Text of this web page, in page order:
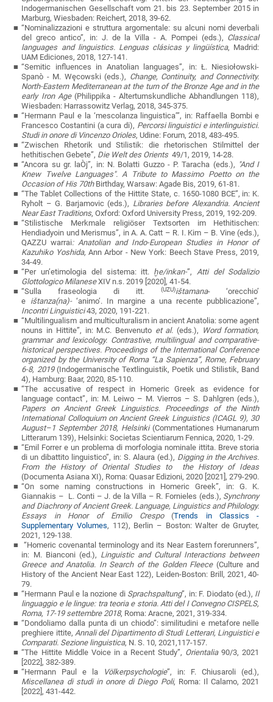
Indogermanischen Gesellschaft vom 21. bis 23. September 2015 in
Marburg,Wiesbaden: Reichert, 2018, 39-62.
“Nominalizzazioni e struttura argomentale: su alcuni nomi deverbali
del greco antico”, in: J. de la Villa - A. Pompei (eds.), Classical
languages and linguistics. Lenguas clásicas y lingüística, Madrid:
UAM Ediciones, 2018, 127-141.
“Semitic influences in Anatolian languages”, in: Ł. Niesiołowski-
Spanò - M. Węcowski (eds.), Change, Continuity, and Connectivity.
North-Eastern Mediterranean at the turn of the Bronze Age and in the
early Iron Age(Philippika - Altertumskundliche Abhandlungen 118),
Wiesbaden: Harrassowitz Verlag, 2018, 345-375.
“Hermann Paul e la ‘mescolanza linguistica’”, in: Raffaella Bombi e
Francesco Costantini (a cura di), Percorsi linguistici e interlinguistici.
Studi in onore di Vincenzo Orioles, Udine: Forum, 2018, 483-495.
“Zwischen Rhetorik und Stilistik: die rhetorischen Stilmittel der
hethitischen Gebete”, Die Welt des Orients49/1, 2019, 14-28.
“Ancora su gr. laÒj”, in: N. Bolatti Guzzo - P. Taracha (eds.), "And I
Knew Twelve Languages". A Tribute to Massimo Poetto on the
Occasion of His 70th Birthday,Warsaw: Agade Bis, 2019, 61-81.
“The Tablet Collections of the Hittite State, c. 1650-1080 BCE”, in: K.
Ryholt – G. Barjamovic (eds.), Libraries before Alexandria. Ancient
Near East Traditions, Oxford: Oxford University Press, 2019, 192-209.
“Stilistische Merkmale religiöser Textsorten im Hethitischen:
Hendiadyoin und Merismus”, in A. A. Catt – R. I. Kim – B. Vine (eds.),
QAZZU warrai: Anatolian and Indo-European Studies in Honor of
Kazuhiko Yoshida, Ann Arbor - New York: Beech Stave Press, 2019,
34-49.
“Per un’etimologia del sistema: itt.ḫe/inkan-”, Atti del Sodalizio
Glottologico MilaneseXIV n.s. 2019 [2020], 41-54.
“Sulla fraseologia di itt.
(UZU)ištamana- ‘orecchio’
e ištanza(na)-‘animo’. In margine a una recente pubblicazione”,
Incontri Linguistici43, 2020, 191-221.
“Multilingualism and multiculturalism in ancient Anatolia: some agent
nouns in Hittite”, in: M.C. Benvenuto et al. (eds.), Word formation,
grammar and lexicology. Contrastive, multilingual and comparative-
historical perspectives. Proceedings of the International Conference
organized by the University of Roma “La Sapienza”, Rome, February
6-8, 2019 (Indogermanische Textlinguistik, Poetik und Stilistik, Band
4), Hamburg: Baar, 2020, 85-110.
“The accusative of respect in Homeric Greek as evidence for
language contact”, in: M. Leiwo – M. Vierros – S. Dahlgren (eds.),
Papers on Ancient Greek Linguistics. Proceedings of the Ninth
International Colloquium on Ancient Greek Linguistics (ICAGL 9), 30
August–1 September 2018, Helsinki (Commentationes Humanarum
Litterarum 139), Helsinki:Societas Scientiarum Fennica, 2020, 1-29.
“Emil Forrer e un problema di morfologia nominale ittita. Breve storia
di un dibattito linguistico”, in: S. Alaura (ed.), Digging in the Archives.
From the History of Oriental Studies to the History of Ideas
(Documenta Asiana XI), Roma: Quasar Edizioni, 2020 [2021], 279-290.
“On some naming constructions in Homeric Greek”, in: G. K.
Giannakis – L. Conti – J. de la Villa – R. Fornieles (eds.), Synchrony
and Diachrony of Ancient Greek. Language, Linguistics and Philology.
Essays in Honor of Emilio Crespo(Trends in Classics -
Supplementary Volumes, 112), Berlin – Boston: Walter de Gruyter,
2021, 129-138.
“Homeric covenantal terminology and its Near Eastern forerunners”,
in: M. Bianconi (ed.), Linguistic and Cultural Interactions between
Greece and Anatolia. In Search of the Golden Fleece(Culture and
History of the Ancient Near East 122), Leiden-Boston: Brill, 2021, 40-
79.
“Hermann Paul e la nozione di Sprachspaltung”, in: F. Diodato (ed.), Il
linguaggio e le lingue: tra teoria e storia. Atti del I Convegno CISPELS,
Roma, 17-19 settembre 2018, Roma: Aracne, 2021, 319-334.
“Dondoliamo dalla punta di un chiodo”: similitudini e metafore nelle
preghiere ittite,Annali del Dipartimento di Studi Letterari, Linguistici e
Comparati. Sezione linguistica, N. S. 10, 2021,117-157.
“The Hittite Middle Voice in a Recent Study”, Orientalia90/3, 2021
[2022], 382-389.
“Hermann Paul e la
Völkerpsychologie”, in: F. Chiusaroli (ed.),
Miscellanea di studi in onore di Diego Poli, Roma: Il Calamo, 2021
[2022], 431-442.